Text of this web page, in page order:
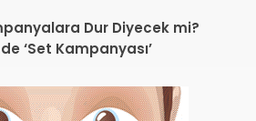
Dur Diyecek mi?
‘Set Kampanyası’